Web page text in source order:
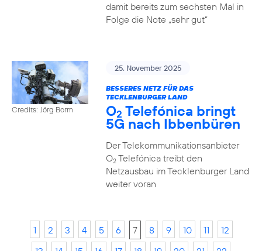
damit bereits zum sechsten Mal in
Folge die Note „sehr gut“
Credits: Jörg Borm
25. November 2025
BESSERES NETZ FÜR DAS
TECKLENBURGER LAND
O2 Telefónica bringt
5G nach Ibbenbüren
Der Telekommunikationsanbieter
O2Telefónica treibt den
Netzausbau im Tecklenburger Land
weiter voran
1 2 3 4 5 6 7 8 9 10 11
12